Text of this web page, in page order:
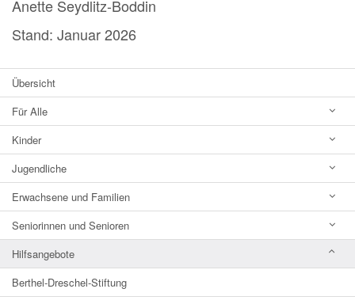
Anette Seydlitz-Boddin
Stand: Januar 2026
Übersicht
Für Alle
Kinder
Jugendliche
Erwachsene und Familien
Seniorinnen und Senioren
Hilfsangebote
Berthel-Dreschel-Stiftung